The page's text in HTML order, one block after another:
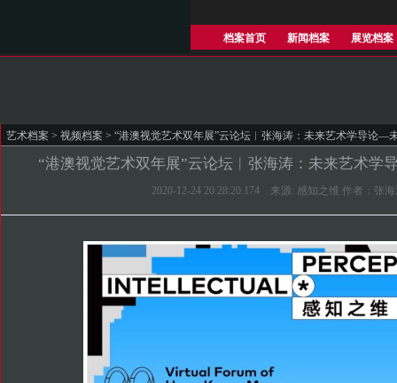
档案首页 新闻档案 展览档案
艺术档案 > 视频档案 > “港澳视觉艺术双年展”云论坛︱张海涛：未来艺术学导论—
“港澳视觉艺术双年展”云论坛︱张海涛：未来艺术学
2020-12-24 20:28:20.174 来源: 感知之维 作者：张